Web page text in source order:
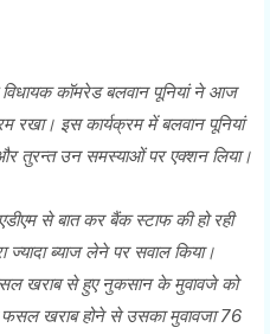
कॉमरेड बलवान पूनियां ने आज
रखा। इस कार्यक्रम में बलवान पूनियां
तुरन्त उन समस्याओं पर एक्शन लिया।
से बात कर बैंक स्टाफ की हो रही
ज्यादा ब्याज लेने पर सवाल किया।
खराब से हुए नुकसान के मुवावजे को
फसल खराब होने से उसका मुवावजा 76